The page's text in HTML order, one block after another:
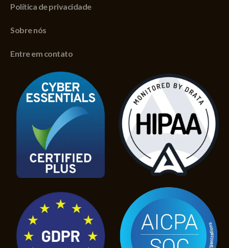
Política de privacidade
Sobre nós
Entre em contato